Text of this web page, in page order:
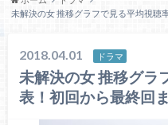
未解決の女 推移グラフで見る平均視聴
2018.04.01 ドラマ
未解決の女 推移グラ
表！初回から最終回